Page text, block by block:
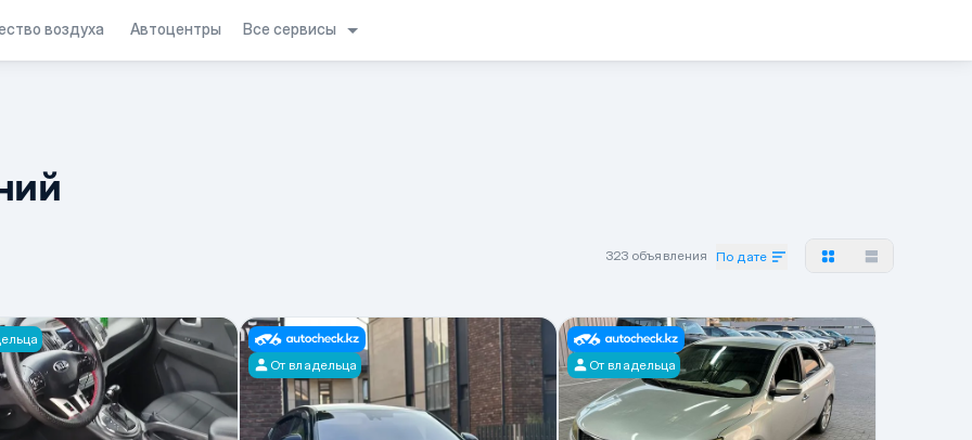
воздуха Автоцентры Все сервисы
323 объявления По дате
От владельца От владельца